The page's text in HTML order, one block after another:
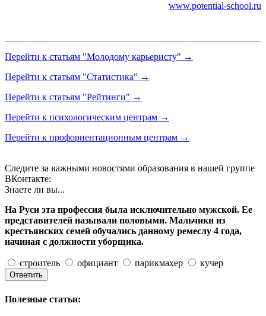
www.potential-school.ru
Перейти к статьям "Молодому карьеристу" →
Перейти к статьям "Статистика" →
Перейти к статьям "Рейтинги" →
Перейти к психологическим центрам →
Перейти к профориентационным центрам →
Следите за важными новостями образования в нашей группе
ВКонтакте:
Знаете ли вы...
На Руси эта профессия была исключительно мужской. Ее
представителей называли половыми. Мальчики из
крестьянских семей обучались данному ремеслу 4 года,
начиная с должности уборщика.
строитель официант парикмахер кучер
Полезные статьи: